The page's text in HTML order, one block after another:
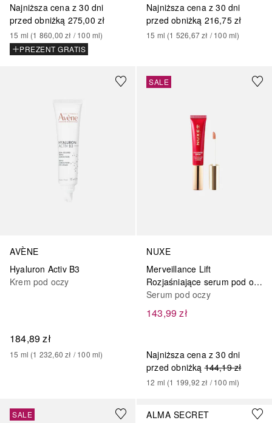
Najniższa cena z 30 dni
przed obniżką 275,00 zł
15 ml (1 860,00 zł / 100 ml)
PREZENT GRATIS
Najniższa cena z 30 dni
przed obniżką 216,75 zł
15 ml (1 526,67 zł / 100 ml)
AVÈNE
Hyaluron Activ B3
Krem pod oczy
184,89 zł
15 ml (1 232,60 zł / 100 ml)
NUXE
Merveillance Lift
Rozjaśniające serum pod oczy, Merveillance Lift
Serum pod oczy
143,99 zł
Najniższa cena z 30 dni
przed obniżką 144,19 zł
12 ml (1 199,92 zł / 100 ml)
SALE
SALE
ALMA SECRET